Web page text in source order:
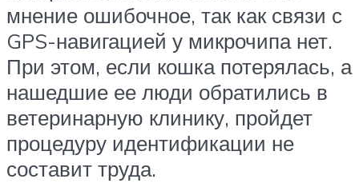
мнение ошибочное, так как связи с
GPS-навигацией у микрочипа нет.
При этом, если кошка потерялась, а
нашедшие ее люди обратились в
ветеринарную клинику, пройдет
процедуру идентификации не
составит труда.